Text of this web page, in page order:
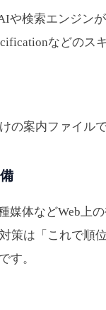
や検索エンジン
などの
の案内ファイル
媒体などWeb上
策は「これで順
す。